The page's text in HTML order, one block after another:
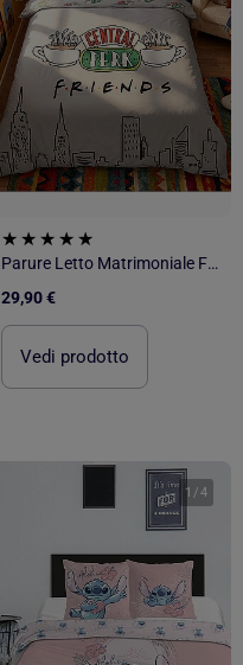
Parure Letto Matrimoniale Friends, Tessuto Oeko?Tex, Stampata Reversibile, Letto 2 posti, NEW?YORK
29,90 €
Vedi prodotto
1 /4